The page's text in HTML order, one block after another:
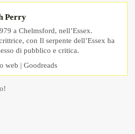
Perry
a Chelmsford, nell’Essex.
con Il serpente dell’Essex ha
di pubblico e critica.
web | Goodreads